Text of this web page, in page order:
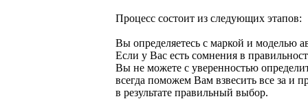
Процесс состоит из следующих этапов:
Вы определяетесь с маркой и моделью
Если у Вас есть сомнения в
Вы не можете с уверенностью
всегда поможем Вам взвесить все за и
в результате правильный выбор.